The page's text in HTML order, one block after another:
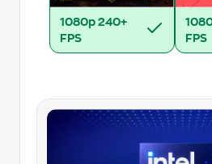
1080p 240+
FPS
FPS